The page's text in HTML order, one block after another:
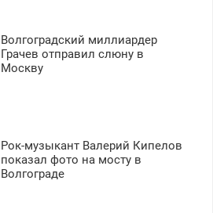
Волгоградский миллиардер
Грачев отправил слюну в
Москву
Рок-музыкант Валерий Кипелов
показал фото на мосту в
Волгограде